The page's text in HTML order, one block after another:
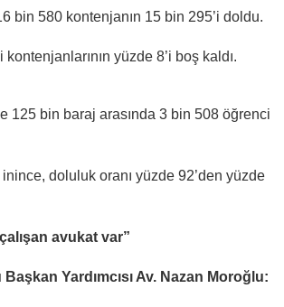
bin 580 kontenjanın 15 bin 295’i doldu.
yüzde 8’i boş kaldı.
125 bin baraj arasında 3 bin 508 öğrenci
doluluk oranı yüzde 92’den yüzde
avukat var”
Yardımcısı Av. Nazan Moroğlu: